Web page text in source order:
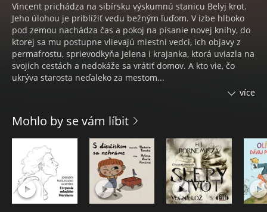
Vincent prichádza na sibírsku výskumnú stanicu Belyj krot.
Jeho úlohou je priblížiť vedu bežným ľuďom. V izbe hlboko
pod zemou nachádza čas a pokoj na písanie novej knihy, do
ktorej sa mu postupne vlievajú miestni vedci, ich objavy z
permafrostu, sprievodkyňa Jelena i krajanka, ktorá uviazla na
svojich cestách a nedokáže sa vrátiť domov. A kto vie, čo
ukrýva starosta neďaleko za mestom...
ceny Anasoft litera.
Kompletnú neskrátenú verziu knihy číta Marián Miezga.
Vyštudoval herectvo na VŠMU a od roku 2003 pôsobí v
divadle Astorka Korzo´90. Poznáte ho nielen z filmov a
seriálov, ale aj z bláznivej šou Partička či z charitatívneho
projektu Bazár chalaňov, ktorý tvorí s hereckými kolegami
více
Mohlo by se vám líbit